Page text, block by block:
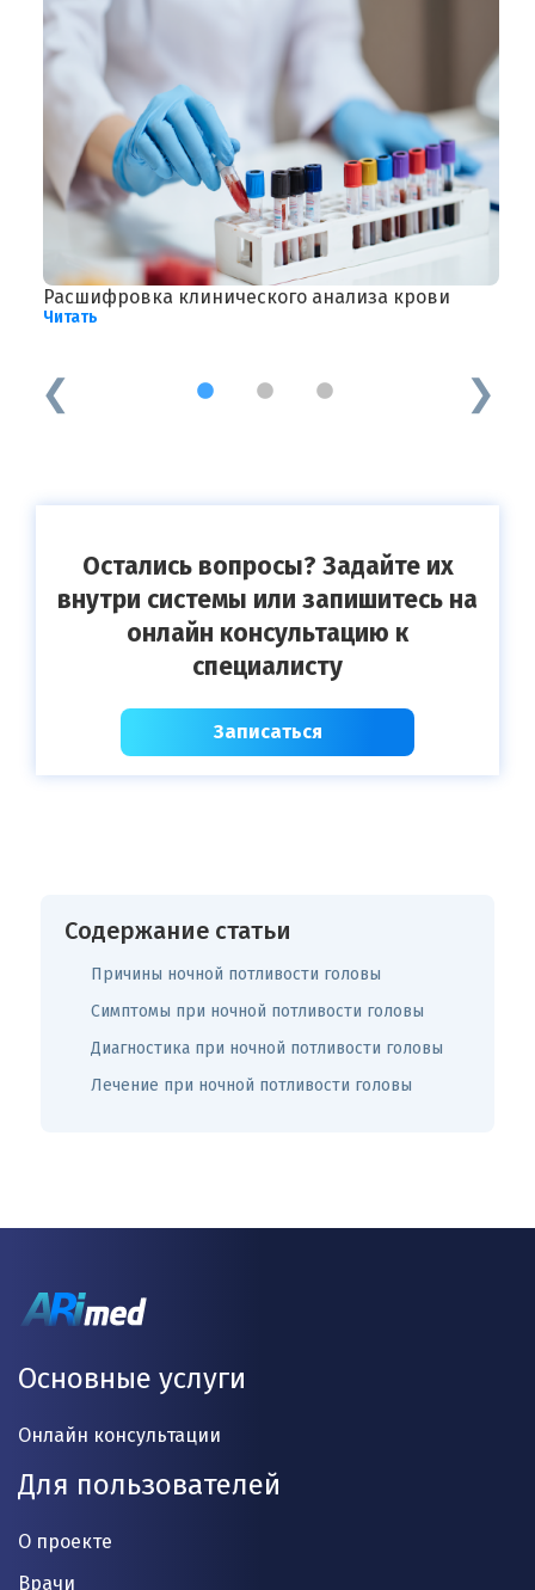
Расшифровка клинического анализа крови
Читать
1 2 3
Остались вопросы? Задайте их
внутри системы или запишитесь на
онлайн консультацию к
специалисту
Записаться
Содержание статьи
Причины ночной потливости головы
Симптомы при ночной потливости головы
Диагностика при ночной потливости головы
Лечение при ночной потливости головы
Основные услуги
Онлайн консультации
Для пользователей
О проекте
Врачи